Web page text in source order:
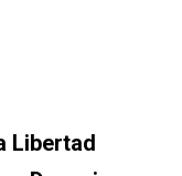
Libertad